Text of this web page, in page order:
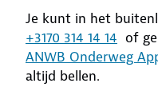
Je kunt in het
+3170 314 14 14 of
ANWB Onderweg
altijd bellen.